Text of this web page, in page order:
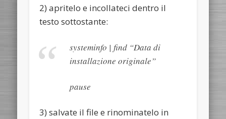
2) apritelo e incollateci dentro il
testo sottostante:
systeminfo | find “Data di
installazione originale”
pause
3) salvate il file e rinominatelo in